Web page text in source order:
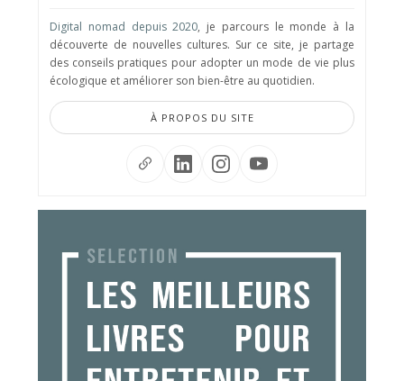
Digital nomad depuis 2020, je parcours le monde à la
découverte de nouvelles cultures. Sur ce site, je partage
des conseils pratiques pour adopter un mode de vie plus
écologique et améliorer son bien-être au quotidien.
À PROPOS DU SITE